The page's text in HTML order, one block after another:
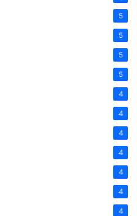
5
5
5
5
4
4
4
4
4
4
4